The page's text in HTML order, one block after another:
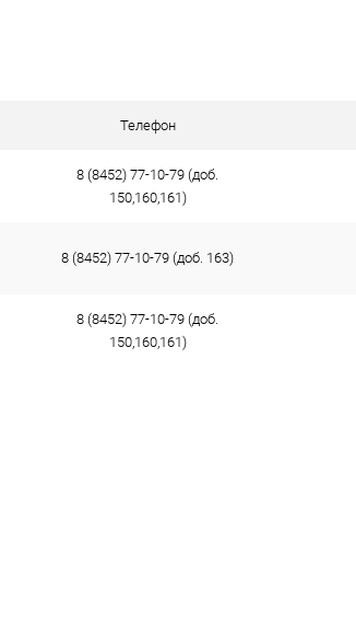
Телефон
8 (8452) 77-10-79 (доб.
150,160,161)
8 (8452) 77-10-79 (доб. 163)
8 (8452) 77-10-79 (доб.
150,160,161)